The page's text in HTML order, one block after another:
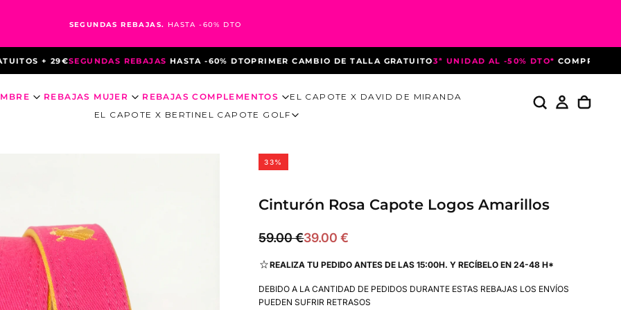
SEGUNDAS REBAJAS. HASTA -60% DTO
+ 29€SEGUNDAS REBAJASHASTA -60% DTOPRIMER CAMBIO DE TALLA GRATUITO3ª UNIDAD AL -50% DTO* COMPRANDO 3
REBAJAS MUJER REBAJAS COMPLEMENTOS
EL CAPOTE X DAVID DE MIRANDA
EL CAPOTE X BERTIN EL CAPOTE GOLF
33%
Cinturón Rosa Capote Logos Amarillos
39.00
Precio
59.00 €Precio
39.00 €
REALIZA TU PEDIDO ANTES DE LAS 15:00H. Y RECÍBELO EN 24-48 H*
DEBIDO A LA CANTIDAD DE PEDIDOS DURANTE ESTAS REBAJAS LOS ENVÍOS
PUEDEN SUFRIR RETRASOS